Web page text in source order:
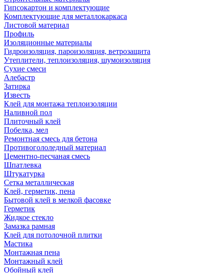
Гипсокартон и комплектующие
Комплектующие для металлокаркаса
Листовой материал
Профиль
Изоляционные материалы
Гидроизоляция, пароизоляция, ветрозащита
Утеплители, теплоизоляция, шумоизоляция
Сухие смеси
Алебастр
Затирка
Известь
Клей для монтажа теплоизоляции
Наливной пол
Плиточный клей
Побелка, мел
Ремонтная смесь для бетона
Противогололедный материал
Цементно-песчаная смесь
Шпатлевка
Штукатурка
Сетка металлическая
Клей, герметик, пена
Бытовой клей в мелкой фасовке
Герметик
Жидкое стекло
Замазка рамная
Клей для потолочной плитки
Мастика
Монтажная пена
Монтажный клей
Обойный клей